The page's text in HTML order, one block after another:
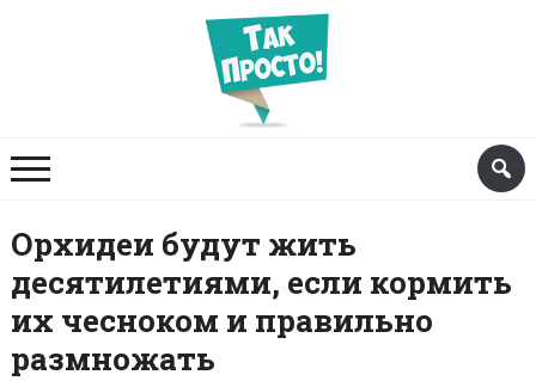
Орхидеи будут жить
десятилетиями, если кормить
их чесноком и правильно
размножать